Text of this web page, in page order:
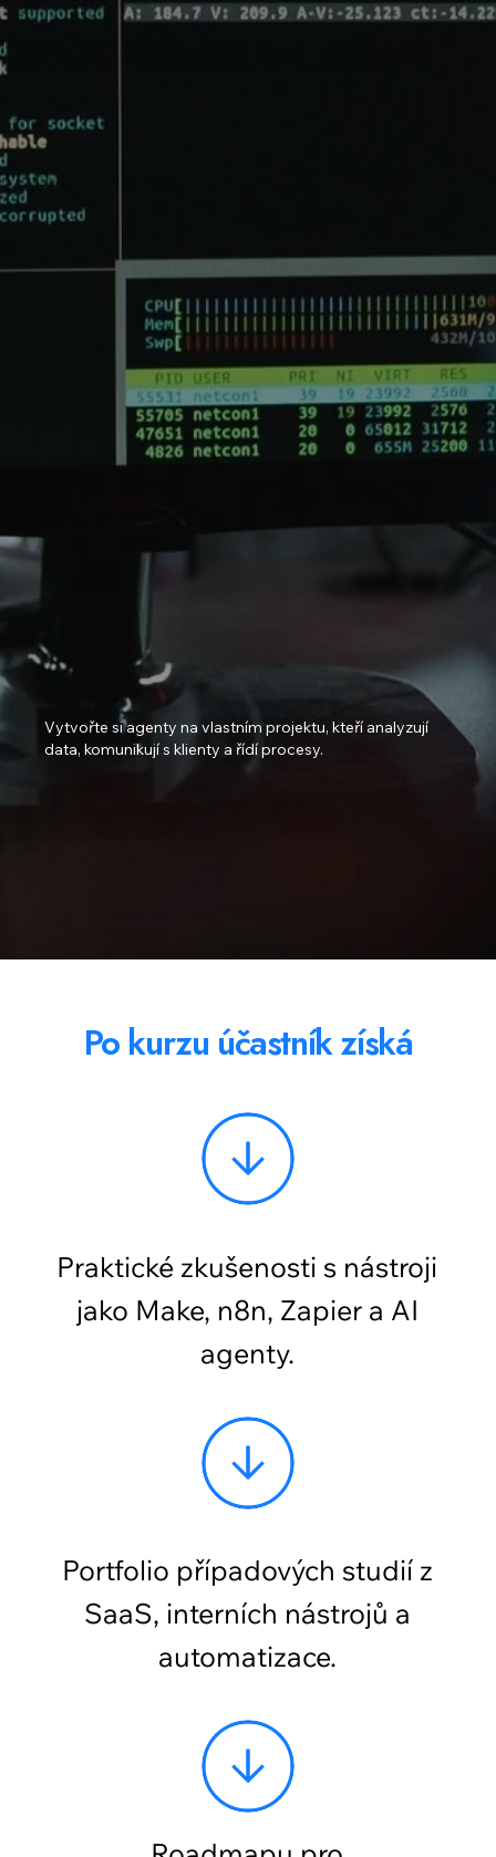
Vytvořte si agenty na vlastním projektu, kteří analyzují
data, komunikují s klienty a řídí procesy.
16 hodin praktického online
Early Bird cena:
11 000 Kč
do 3 splátek bez navýšení
Začátek kurzu:
9.2. 2026